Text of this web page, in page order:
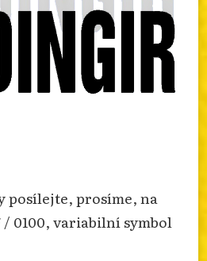
posílejte, prosíme, na
/ 0100, variabilní symbol